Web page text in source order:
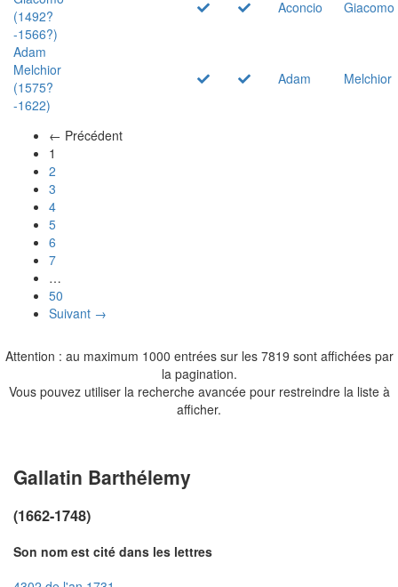
(1492?
-1566?)
Aconcio Giacomo
Adam
Melchior
(1575?
-1622)
Adam Melchior
← Précédent
1
2
3
4
5
6
7
…
50
Suivant →
Attention : au maximum 1000 entrées sur les 7819 sont affichées par
la pagination.
Vous pouvez utiliser la recherche avancée pour restreindre la liste à
afficher.
Gallatin Barthélemy
(1662-1748)
Son nom est cité dans les lettres